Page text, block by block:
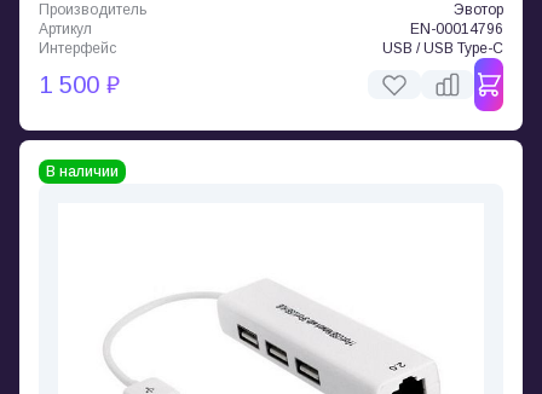
Производитель
Эвотор
Артикул
EN-00014796
Интерфейс
USB / USB Type-C
1 500 ₽
В наличии